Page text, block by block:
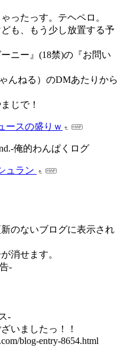
ったっす。テヘペロ。
も、もう少し放置する予
ニー』(18禁)の『お問い
んねる）のDMあたりから
じで！
ースの盛りｗ
俺的わんぱくログ
ュラン
のないブログに表示され
消せます。
-
-
いましたっ！！
blog-entry-8654.html